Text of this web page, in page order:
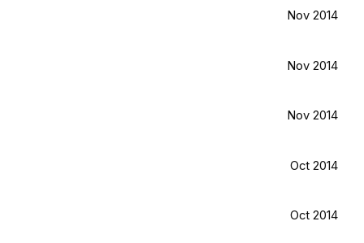
Nov 2014
Nov 2014
Nov 2014
Oct 2014
Oct 2014